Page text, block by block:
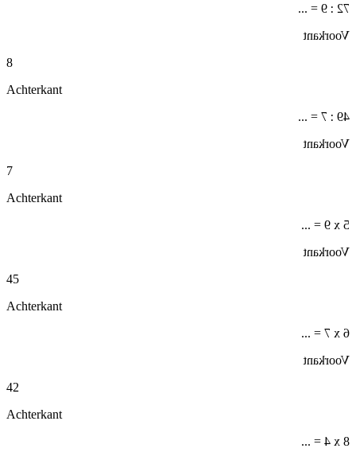
72 : 9 = ...
Voorkant
8
Achterkant
49 : 7 = ...
Voorkant
7
Achterkant
5 x 9 = ...
Voorkant
45
Achterkant
6 x 7 = ...
Voorkant
42
Achterkant
8 x 4 = ...